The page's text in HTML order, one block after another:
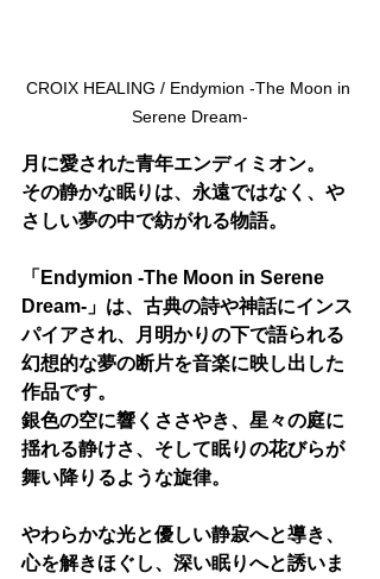
CROIX HEALING / Endymion -The Moon in
Serene Dream-
月に愛された青年エンディミオン。
その静かな眠りは、永遠ではなく、や
さしい夢の中で紡がれる物語。
「Endymion -The Moon in Serene
Dream-」は、古典の詩や神話にインス
パイアされ、月明かりの下で語られる
幻想的な夢の断片を音楽に映し出した
作品です。
銀色の空に響くささやき、星々の庭に
揺れる静けさ、そして眠りの花びらが
舞い降りるような旋律。
やわらかな光と優しい静寂へと導き、
心を解きほぐし、深い眠りへと誘いま